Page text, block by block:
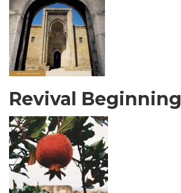
Revival Beginning